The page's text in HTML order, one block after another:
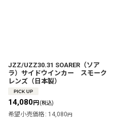
JZZ/UZZ30.31 SOARER（ソア
ラ）サイドウインカー スモーク
レンズ（日本製）
14,080円(税込)
希望小売価格 : 14,080円